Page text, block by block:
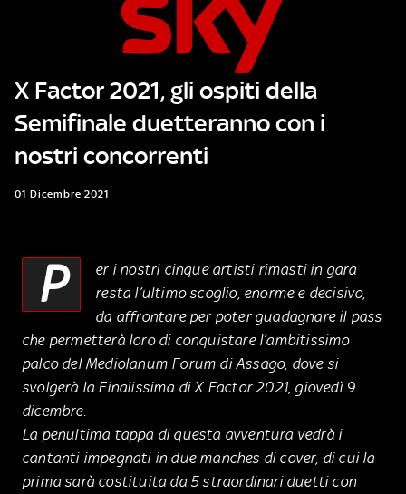
Cos’altro vedere:
PROGRAMMI SKY
Un mondo di offerte:
SKY.IT
NOW
X Factor 2021, gli ospiti della
Semifinale duetteranno con i
nostri concorrenti
01 Dicembre 2021
P
er i nostri cinque artisti rimasti in gara
resta l’ultimo scoglio, enorme e decisivo,
da affrontare per poter guadagnare il pass
che permetterà loro di conquistare l’ambitissimo
palco del Mediolanum Forum di Assago, dove si
svolgerà la Finalissima di X Factor 2021, giovedì 9
dicembre.
La penultima tappa di questa avventura vedrà i
cantanti impegnati in due manches di cover, di cui la
prima sarà costituita da 5 straordinari duetti con